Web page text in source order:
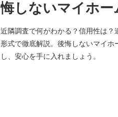
悔しないマイホー
近隣調査で何がわかる？信用性は
形式で徹底解説。後悔しないマイ
し、安心を手に入れましょう。